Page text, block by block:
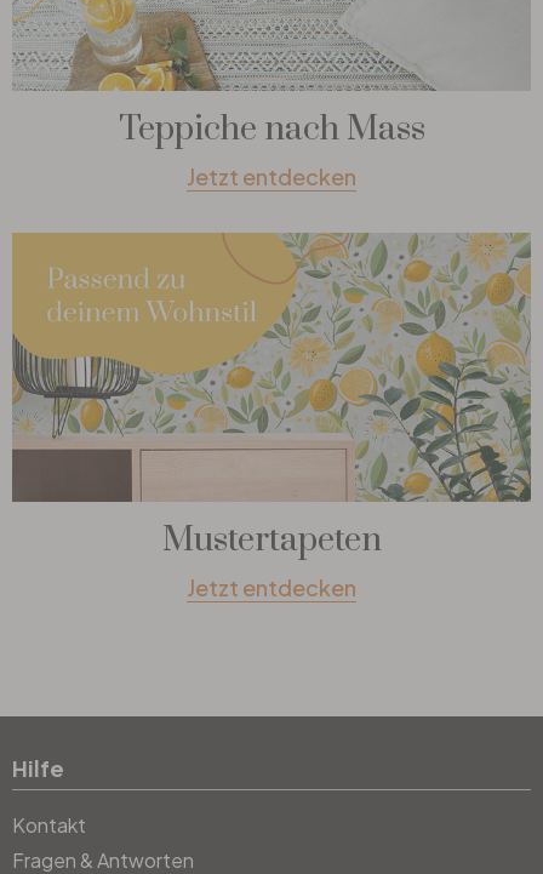
Teppiche nach Mass
Jetzt entdecken
Mustertapeten
Jetzt entdecken
Hilfe
Kontakt
Fragen & Antworten